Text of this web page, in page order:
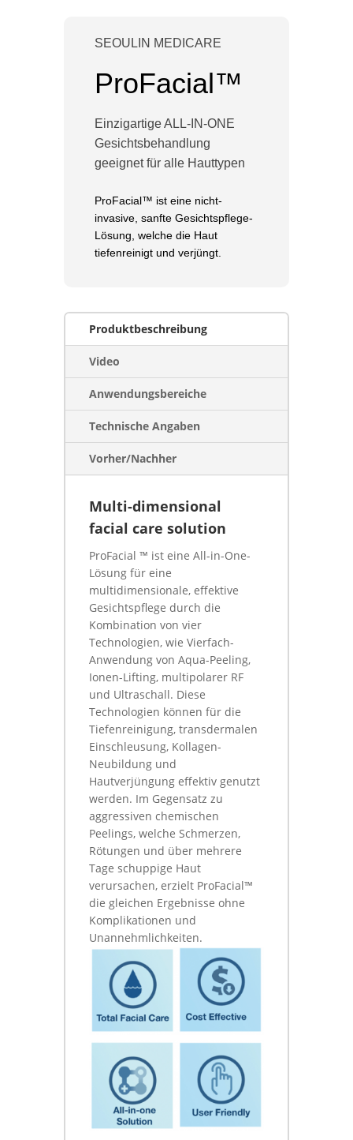
SEOULIN MEDICARE
ProFacial™
Einzigartige ALL-IN-ONE
Gesichtsbehandlung
geeignet für alle Hauttypen
ProFacial™ ist eine nicht-
invasive, sanfte Gesichtspflege-
Lösung, welche die Haut
tiefenreinigt und verjüngt.
Produktbeschreibung
Video
Anwendungsbereiche
Technische Angaben
Vorher/Nachher
Multi-dimensional
facial care solution
ProFacial ™ ist eine All-in-One-
Lösung für eine
multidimensionale, effektive
Gesichtspflege durch die
Kombination von vier
Technologien, wie Vierfach-
Anwendung von Aqua-Peeling,
Ionen-Lifting, multipolarer RF
und Ultraschall. Diese
Technologien können für die
Tiefenreinigung, transdermalen
Einschleusung, Kollagen-
Neubildung und
Hautverjüngung effektiv genutzt
werden. Im Gegensatz zu
aggressiven chemischen
Peelings, welche Schmerzen,
Rötungen und über mehrere
Tage schuppige Haut
verursachen, erzielt ProFacial™
die gleichen Ergebnisse ohne
Komplikationen und
Unannehmlichkeiten.